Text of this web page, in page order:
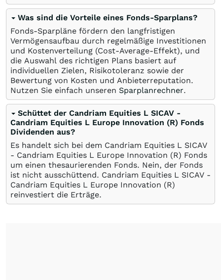
Was sind die Vorteile eines Fonds-Sparplans?
Fonds-Sparpläne fördern den langfristigen
Vermögensaufbau durch regelmäßige Investitionen
und Kostenverteilung (Cost-Average-Effekt), und
die Auswahl des richtigen Plans basiert auf
individuellen Zielen, Risikotoleranz sowie der
Bewertung von Kosten und Anbieterreputation.
Nutzen Sie einfach unseren Sparplanrechner.
Schüttet der Candriam Equities L SICAV -
Candriam Equities L Europe Innovation (R) Fonds
Dividenden aus?
Es handelt sich bei dem Candriam Equities L SICAV
- Candriam Equities L Europe Innovation (R) Fonds
um einen thesaurierenden Fonds. Nein, der Fonds
ist nicht ausschüttend. Candriam Equities L SICAV -
Candriam Equities L Europe Innovation (R)
reinvestiert die Erträge.